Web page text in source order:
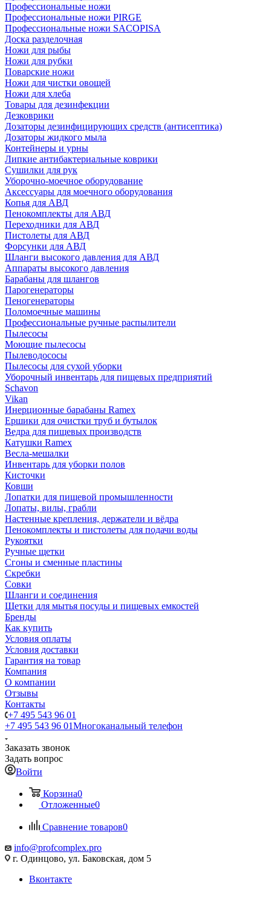
Профессиональные ножи
Профессиональные ножи PIRGE
Профессиональные ножи SACOPISA
Доска разделочная
Ножи для рыбы
Ножи для рубки
Поварские ножи
Ножи для чистки овощей
Ножи для хлеба
Товары для дезинфекции
Дезковрики
Дозаторы дезинфицирующих средств (антисептика)
Дозаторы жидкого мыла
Контейнеры и урны
Липкие антибактериальные коврики
Сушилки для рук
Уборочно-моечное оборудование
Аксессуары для моечного оборудования
Копья для АВД
Пенокомплекты для АВД
Переходники для АВД
Пистолеты для АВД
Форсунки для АВД
Шланги высокого давления для АВД
Аппараты высокого давления
Барабаны для шлангов
Парогенераторы
Пеногенераторы
Поломоечные машины
Профессиональные ручные распылители
Пылесосы
Моющие пылесосы
Пылеводососы
Пылесосы для сухой уборки
Уборочный инвентарь для пищевых предприятий
Schavon
Vikan
Инерционные барабаны Ramex
Ершики для очистки труб и бутылок
Ведра для пищевых производств
Катушки Ramex
Весла-мешалки
Инвентарь для уборки полов
Кисточки
Ковши
Лопатки для пищевой промышленности
Лопаты, вилы, грабли
Настенные крепления, держатели и вёдра
Пенокомплекты и пистолеты для подачи воды
Рукоятки
Ручные щетки
Сгоны и сменные пластины
Скребки
Совки
Шланги и соединения
Щетки для мытья посуды и пищевых емкостей
Бренды
Как купить
Условия оплаты
Условия доставки
Гарантия на товар
Компания
О компании
Отзывы
Контакты
+7 495 543 96 01
+7 495 543 96 01Многоканальный телефон
Заказать звонок
Задать вопрос
Войти
Корзина0
Отложенные0
Сравнение товаров0
info@profcomplex.pro
г. Одинцово, ул. Баковская, дом 5
Вконтакте